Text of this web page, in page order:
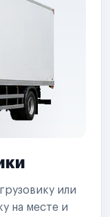
или
на месте и